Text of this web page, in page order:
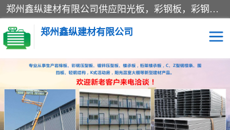
郑州鑫纵建材有限公司供应阳光板，彩钢板，彩钢钢构工程是一家集生产销售租赁安装于一体的企业，主要生产PC采光板，耐力板，仿古琉璃采光板，岩棉板、彩钢压型板、镀锌压型板、桁架楼承板，C、Z型钢檩条、围挡板、轻钢结构，阳光温室大棚等新型建材产品。公司旗下有多台移动式高空压瓦机租赁，承接全国各地业务，专业对外租赁各种型号压瓦机。
郑州鑫纵建材有限公司
高空瓦机租赁 ASA合成树脂仿古瓦
CZ型钢 FRP采光板